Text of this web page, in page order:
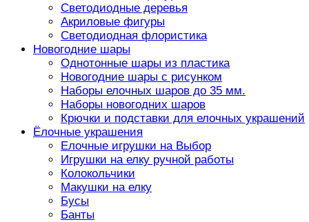
Светодиодные деревья
Акриловые фигуры
Светодиодная флористика
Новогодние шары
Однотонные шары из пластика
Новогодние шары с рисунком
Наборы елочных шаров до 35 мм.
Наборы новогодних шаров
Крючки и подставки для елочных украшений
Ёлочные украшения
Елочные игрушки на Выбор
Игрушки на елку ручной работы
Колокольчики
Макушки на елку
Бусы
Банты